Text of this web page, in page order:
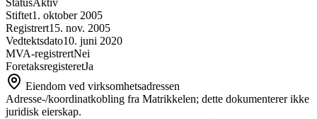
StatusAktiv
Stiftet1. oktober 2005
Registrert15. nov. 2005
Vedtektsdato10. juni 2020
MVA-registrertNei
ForetaksregisteretJa
Eiendom ved virksomhetsadressen
Adresse-/koordinatkobling fra Matrikkelen; dette dokumenterer ikke
juridisk eierskap.